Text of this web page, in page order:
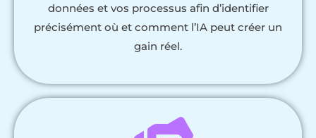
données et vos processus afin d’identifier
précisément où et comment l’IA peut créer un
gain réel.